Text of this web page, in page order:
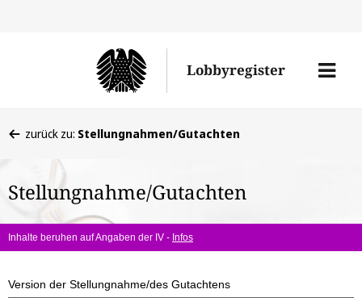
Lobbyregister
Menü
befinden
hier:
zurück zu: Stellungnahmen/Gutachten
Stellungnahme/Gutachten
Inhalte beruhen auf Angaben der IV - Infos
Version der Stellungnahme/des Gutachtens